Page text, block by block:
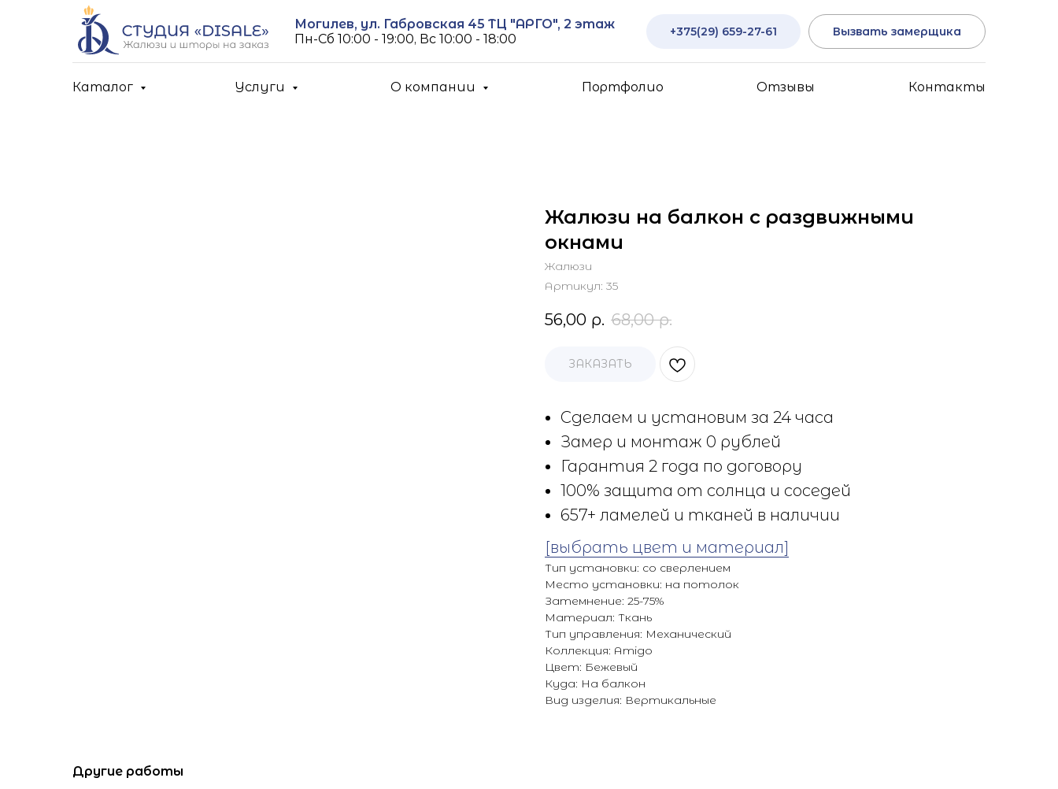
Могилев, ул. Габровская 45 ТЦ "АРГО", 2 этаж
Пн-Cб 10:00 - 19:00, Вс 10:00 - 18:00
+375(29) 659-27-61 Вызвать замерщика
Каталог Услуги О компании Портфолио Отзывы Контакты
Жалюзи на балкон с раздвижными
окнами
Жалюзи
Артикул: 35
56,00 р. 68,00 р.
ЗАКАЗАТЬ
Сделаем и установим за 24 часа
Замер и монтаж 0 рублей
Гарантия 2 года по договору
100% защита от солнца и соседей
657+ ламелей и тканей в наличии
[выбрать цвет и материал]
Тип установки: со сверлением
Место установки: на потолок
Затемнение: 25-75%
Материал: Ткань
Тип управления: Механический
Коллекция: Amigo
Цвет: Бежевый
Куда: На балкон
Вид изделия: Вертикальные
Другие работы